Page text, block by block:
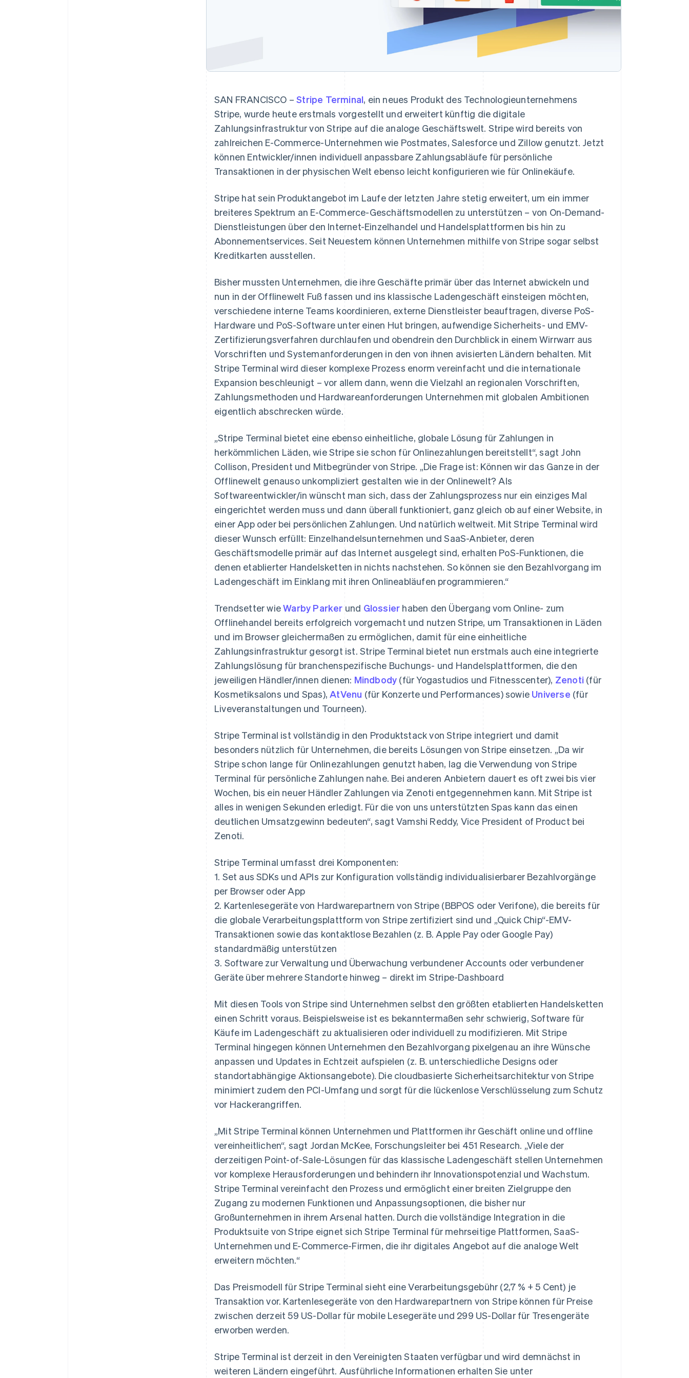
SAN FRANCISCO –Stripe Terminal, ein neues Produkt des Technologieunternehmens
Stripe, wurde heute erstmals vorgestellt und erweitert künftig die digitale
Zahlungsinfrastruktur von Stripe auf die analoge Geschäftswelt. Stripe wird bereits von
zahlreichen E-Commerce-Unternehmen wie Postmates, Salesforce und Zillow genutzt. Jetzt
können Entwickler/innen individuell anpassbare Zahlungsabläufe für persönliche
Transaktionen in der physischen Welt ebenso leicht konfigurieren wie für Onlinekäufe.
Stripe hat sein Produktangebot im Laufe der letzten Jahre stetig erweitert, um ein immer
breiteres Spektrum an E-Commerce-Geschäftsmodellen zu unterstützen – von On-Demand-
Dienstleistungen über den Internet-Einzelhandel und Handelsplattformen bis hin zu
Abonnementservices. Seit Neuestem können Unternehmen mithilfe von Stripe sogar selbst
Kreditkarten ausstellen.
Bisher mussten Unternehmen, die ihre Geschäfte primär über das Internet abwickeln und
nun in der Offlinewelt Fuß fassen und ins klassische Ladengeschäft einsteigen möchten,
verschiedene interne Teams koordinieren, externe Dienstleister beauftragen, diverse PoS-
Hardware und PoS-Software unter einen Hut bringen, aufwendige Sicherheits- und EMV-
Zertifizierungsverfahren durchlaufen und obendrein den Durchblick in einem Wirrwarr aus
Vorschriften und Systemanforderungen in den von ihnen avisierten Ländern behalten. Mit
Stripe Terminal wird dieser komplexe Prozess enorm vereinfacht und die internationale
Expansion beschleunigt – vor allem dann, wenn die Vielzahl an regionalen Vorschriften,
Zahlungsmethoden und Hardwareanforderungen Unternehmen mit globalen Ambitionen
eigentlich abschrecken würde.
„Stripe Terminal bietet eine ebenso einheitliche, globale Lösung für Zahlungen in
herkömmlichen Läden, wie Stripe sie schon für Onlinezahlungen bereitstellt“, sagt John
Collison, President und Mitbegründer von Stripe. „Die Frage ist: Können wir das Ganze in der
Offlinewelt genauso unkompliziert gestalten wie in der Onlinewelt? Als
Softwareentwickler/in wünscht man sich, dass der Zahlungsprozess nur ein einziges Mal
eingerichtet werden muss und dann überall funktioniert, ganz gleich ob auf einer Website, in
einer App oder bei persönlichen Zahlungen. Und natürlich weltweit. Mit Stripe Terminal wird
dieser Wunsch erfüllt: Einzelhandelsunternehmen und SaaS-Anbieter, deren
Geschäftsmodelle primär auf das Internet ausgelegt sind, erhalten PoS-Funktionen, die
denen etablierter Handelsketten in nichts nachstehen. So können sie den Bezahlvorgang im
Ladengeschäft im Einklang mit ihren Onlineabläufen programmieren.“
Trendsetter wieWarby Parker und Glossier haben den Übergang vom Online- zum
Offlinehandel bereits erfolgreich vorgemacht und nutzen Stripe, um Transaktionen in Läden
und im Browser gleichermaßen zu ermöglichen, damit für eine einheitliche
Zahlungsinfrastruktur gesorgt ist. Stripe Terminal bietet nun erstmals auch eine integrierte
Zahlungslösung für branchenspezifische Buchungs- und Handelsplattformen, die den
jeweiligen Händler/innen dienen: Mindbody (für Yogastudios und Fitnesscenter), Zenoti (für
Kosmetiksalons und Spas),AtVenu (für Konzerte und Performances) sowie Universe (für
Liveveranstaltungen und Tourneen).
Stripe Terminal ist vollständig in den Produktstack von Stripe integriert und damit
besonders nützlich für Unternehmen, die bereits Lösungen von Stripe einsetzen. „Da wir
Stripe schon lange für Onlinezahlungen genutzt haben, lag die Verwendung von Stripe
Terminal für persönliche Zahlungen nahe. Bei anderen Anbietern dauert es oft zwei bis vier
Wochen, bis ein neuer Händler Zahlungen via Zenoti entgegennehmen kann. Mit Stripe ist
alles in wenigen Sekunden erledigt. Für die von uns unterstützten Spas kann das einen
deutlichen Umsatzgewinn bedeuten“, sagt Vamshi Reddy, Vice President of Product bei
Zenoti.
Stripe Terminal umfasst drei Komponenten:
1. Set aus SDKs und APIs zur Konfiguration vollständig individualisierbarer Bezahlvorgänge
per Browser oder App
2. Kartenlesegeräte von Hardwarepartnern von Stripe (BBPOS oder Verifone), die bereits für
die globale Verarbeitungsplattform von Stripe zertifiziert sind und „Quick Chip“-EMV-
Transaktionen sowie das kontaktlose Bezahlen (z. B. Apple Pay oder Google Pay)
standardmäßig unterstützen
3. Software zur Verwaltung und Überwachung verbundener Accounts oder verbundener
Geräte über mehrere Standorte hinweg – direkt im Stripe-Dashboard
Mit diesen Tools von Stripe sind Unternehmen selbst den größten etablierten Handelsketten
einen Schritt voraus. Beispielsweise ist es bekanntermaßen sehr schwierig, Software für
Käufe im Ladengeschäft zu aktualisieren oder individuell zu modifizieren. Mit Stripe
Terminal hingegen können Unternehmen den Bezahlvorgang pixelgenau an ihre Wünsche
anpassen und Updates in Echtzeit aufspielen (z. B. unterschiedliche Designs oder
standortabhängige Aktionsangebote). Die cloudbasierte Sicherheitsarchitektur von Stripe
minimiert zudem den PCI-Umfang und sorgt für die lückenlose Verschlüsselung zum Schutz
vor Hackerangriffen.
„Mit Stripe Terminal können Unternehmen und Plattformen ihr Geschäft online und offline
vereinheitlichen“, sagt Jordan McKee, Forschungsleiter bei 451 Research. „Viele der
derzeitigen Point-of-Sale-Lösungen für das klassische Ladengeschäft stellen Unternehmen
vor komplexe Herausforderungen und behindern ihr Innovationspotenzial und Wachstum.
Stripe Terminal vereinfacht den Prozess und ermöglicht einer breiten Zielgruppe den
Zugang zu modernen Funktionen und Anpassungsoptionen, die bisher nur
Großunternehmen in ihrem Arsenal hatten. Durch die vollständige Integration in die
Produktsuite von Stripe eignet sich Stripe Terminal für mehrseitige Plattformen, SaaS-
Unternehmen und E-Commerce-Firmen, die ihr digitales Angebot auf die analoge Welt
erweitern möchten.“
Das Preismodell für Stripe Terminal sieht eine Verarbeitungsgebühr (2,7 % + 5 Cent) je
Transaktion vor. Kartenlesegeräte von den Hardwarepartnern von Stripe können für Preise
zwischen derzeit 59 US-Dollar für mobile Lesegeräte und 299 US-Dollar für Tresengeräte
erworben werden.
Stripe Terminal ist derzeit in den Vereinigten Staaten verfügbar und wird demnächst in
weiteren Ländern eingeführt. Ausführliche Informationen erhalten Sie unter
Indien
Irland
English
Italien
日本語English
Kanada
Mexiko
Neuseeland
English
English
Österreich
Slowenien
Sonderverwaltungsregion
Hongkong, China
Thailand
ไทยEnglish